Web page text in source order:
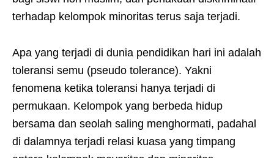
terhadap kelompok minoritas terus saja terjadi.
Apa yang terjadi di dunia pendidikan hari ini adalah
toleransi semu (pseudo tolerance). Yakni
fenomena ketika toleransi hanya terjadi di
permukaan. Kelompok yang berbeda hidup
bersama dan seolah saling menghormati, padahal
di dalamnya terjadi relasi kuasa yang timpang